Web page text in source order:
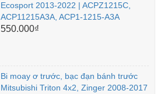
Ecosport 2013-2022 | ACPZ1215C,
ACP11215A3A, ACP1-1215-A3A
550.000₫
Bi moay ơ trước, bạc đạn bánh trước
Mitsubishi Triton 4x2, Zinger 2008-2017